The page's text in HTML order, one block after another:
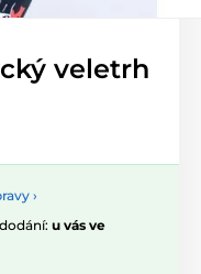
veletrh
›
u vás ve